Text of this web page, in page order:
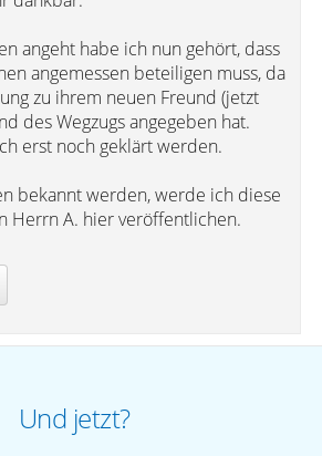
angeht habe ich nun gehört, dass
angemessen beteiligen muss, da
zu ihrem neuen Freund (jetzt
des Wegzugs angegeben hat.
erst noch geklärt werden.
bekannt werden, werde ich diese
Herrn A. hier veröffentlichen.
Und jetzt?